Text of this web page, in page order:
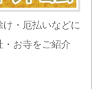
け・厄払いなどに
お寺をご紹介